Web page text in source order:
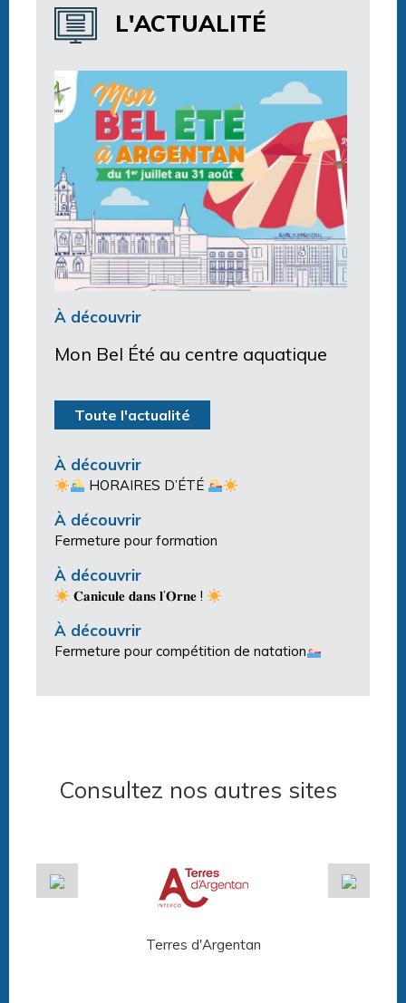
Horaires centre aquatique
L'ACTUALITÉ
À découvrir
Mon Bel Été au centre aquatique
Toute l'actualité
À découvrir
HORAIRES D’ÉTÉ
À découvrir
Fermeture pour formation
À découvrir
𝐂𝐚𝐧𝐢𝐜𝐮𝐥𝐞 𝐝𝐚𝐧𝐬 𝐥’𝐎𝐫𝐧𝐞 !
À découvrir
Fermeture pour compétition de natation
Consultez nos autres sites
Terres d'Argentan